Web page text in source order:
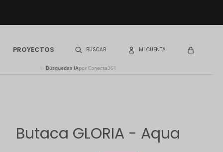
PROYECTOS
Búsquedas IApor Conecta361
Butaca GLORIA - Aqua